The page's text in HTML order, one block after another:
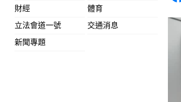
財經
體育
立法會道一號
交通消息
新聞專題